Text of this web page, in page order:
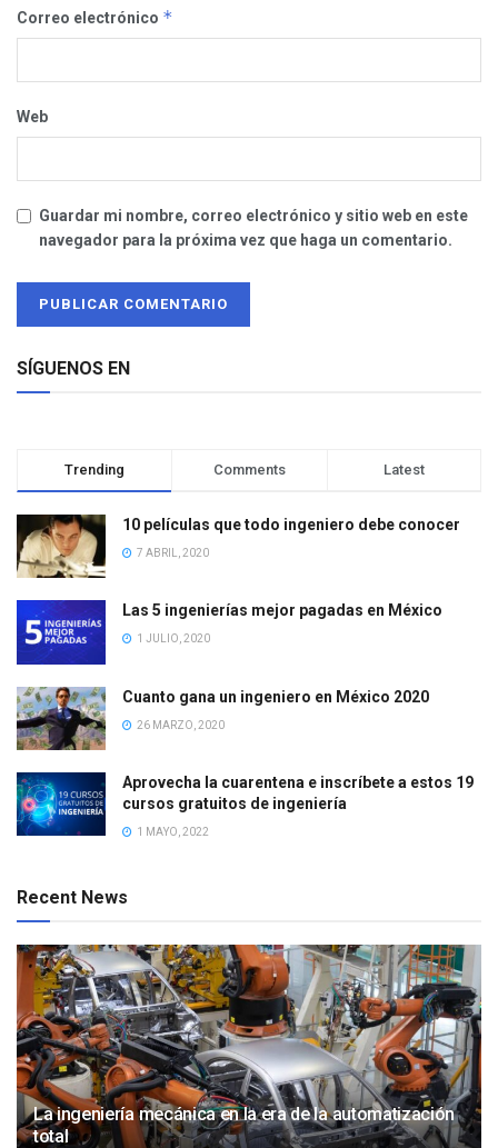
Correo electrónico *
Web
Guardar mi nombre, correo electrónico y sitio web en este
navegador para la próxima vez que haga un comentario.
SÍGUENOS EN
Trending Comments Latest
10 películas que todo ingeniero debe conocer
7 ABRIL, 2020
Las 5 ingenierías mejor pagadas en México
1 JULIO, 2020
Cuanto gana un ingeniero en México 2020
26 MARZO, 2020
Aprovecha la cuarentena e inscríbete a estos 19
cursos gratuitos de ingeniería
1 MAYO, 2022
Recent News
La ingeniería mecánica en la era de la automatización
total